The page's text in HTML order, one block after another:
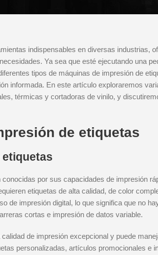
indispensables en diversas industrias,
Ya sea que esté ejecutando una
tipos de máquinas de impresión de
informada. En este artículo exploraremos
térmicas y cortadoras de vinilo, y
de etiquetas
por sus capacidades de impresión
etiquetas de alta calidad, de color
de impresión digital, lo que significa que no
cortas e impresión de datos variable.
de impresión excepcional y puede
personalizadas, artículos promocionales e